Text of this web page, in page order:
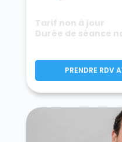
Tarif non à jour
Durée de séance
PRENDRE RDV